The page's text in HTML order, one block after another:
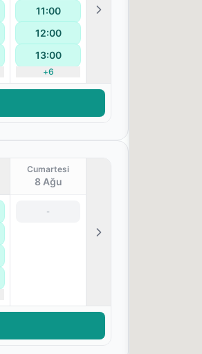
11:00
12:00
13:00
+6
Cumartesi
8 Ağu
-